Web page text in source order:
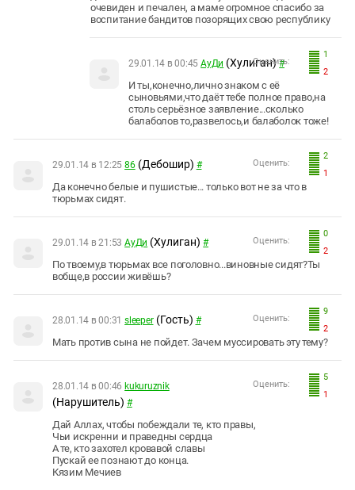
очевиден и печален, а маме огромное спасибо за
воспитание бандитов позорящих свою республику
1
2
Оценить:
29.01.14 в 00:45 АуДи (Хулиган) #
И ты,конечно,лично знаком с её
сыновьями,что даёт тебе полное право,на
столь серьёзное заявление...сколько
балаболов то,развелось,и балаболок тоже!
2
1
Оценить:
29.01.14 в 12:25 86 (Дебошир) #
Да конечно белые и пушистые... только вот не за что в
тюрьмах сидят.
0
2
Оценить:
29.01.14 в 21:53 АуДи (Хулиган) #
По твоему,в тюрьмах все поголовно...виновные сидят?Ты
вобще,в россии живёшь?
9
2
Оценить:
28.01.14 в 00:31 sleeper (Гость) #
Мать против сына не пойдет. Зачем муссировать эту тему?
5
1
Оценить:
28.01.14 в 00:46 kukuruznik
(Нарушитель) #
Дай Аллах, чтобы побеждали те, кто правы,
Чьи искренни и праведны сердца
А те, кто захотел кровавой славы
Пускай ее познают до конца.
Кязим Мечиев